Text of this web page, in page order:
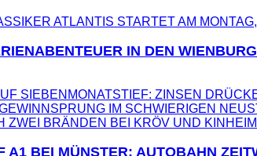
IN DEN
SIEBENMONATSTIEF: ZINSEN
IM SCHWIERIGEN
A1 BEI MÜNSTER: AUTOBAHN